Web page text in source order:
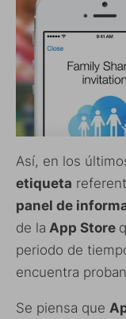
Así, en los
etiqueta
panel de
de la App Store
periodo de
encuentra
Se piensa que